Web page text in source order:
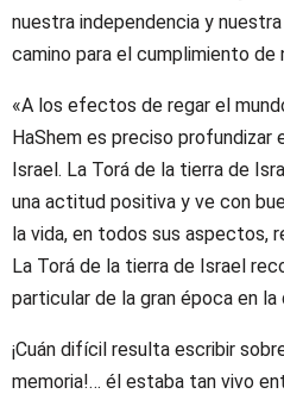
nuestra independencia y
camino para el cumplimiento de
«A los efectos de regar el
HaShem es preciso profundizar
Israel. La Torá de la tierra de
una actitud positiva y ve con
la vida, en todos sus aspectos,
La Torá de la tierra de Israel
particular de la gran época en
¡Cuán difícil resulta escribir
memoria!… él estaba tan vivo